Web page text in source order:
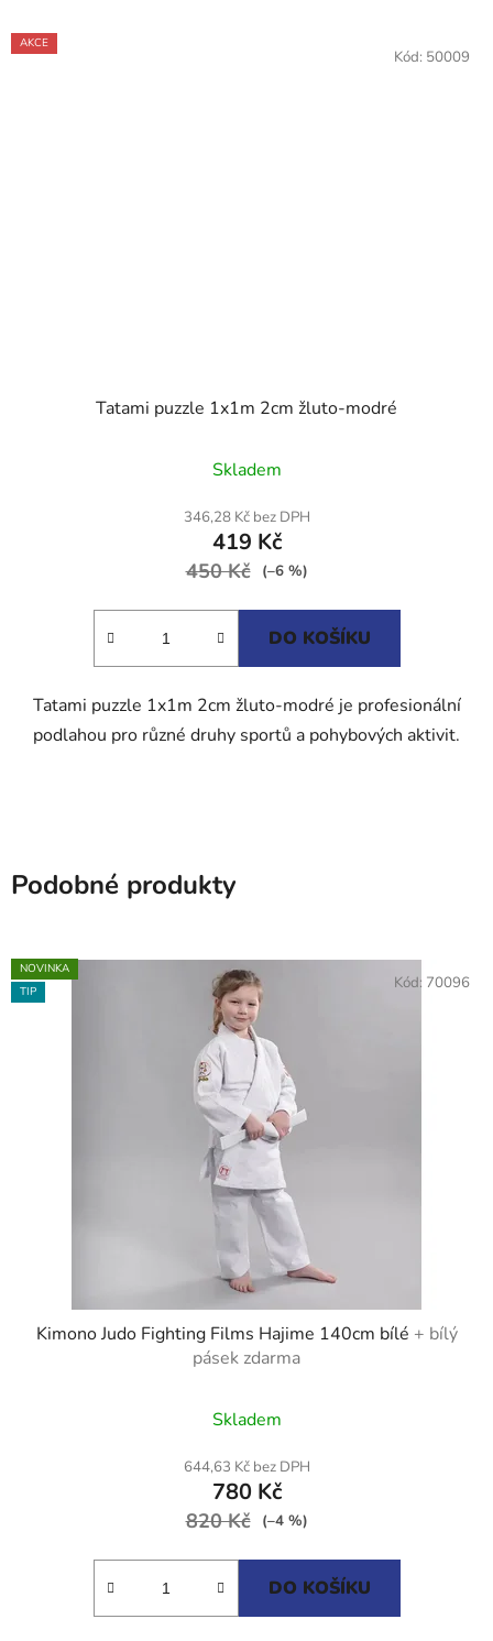
AKCE
Tatami puzzle 1x1m 2cm žluto-modré
hodnocení
produktu
je
5,0
Skladem
346,28 Kč bez DPH
419 Kč
450 Kč (–6 %)
DO KOŠÍKU
Tatami puzzle 1x1m 2cm žluto-modré je profesionální
podlahou pro různé druhy sportů a pohybových aktivit.
Kód: 50009
Podobné produkty
NOVINKA
TIP
Kimono Judo Fighting Films Hajime 140cm bílé + bílý
pásek zdarma
Skladem
644,63 Kč bez DPH
780 Kč
820 Kč (–4 %)
DO KOŠÍKU
Kód: 70096